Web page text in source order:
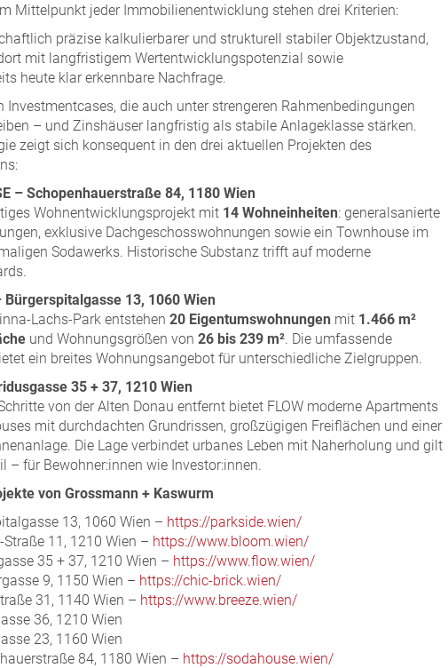
Mittelpunkt jeder Immobilienentwicklung stehen drei Kriterien:
präzise kalkulierbarer und strukturell stabiler Objektzustand,
mit langfristigem Wertentwicklungspotenzial sowie
heute klar erkennbare Nachfrage.
Investmentcases, die auch unter strengeren Rahmenbedingungen
– und Zinshäuser langfristig als stabile Anlageklasse stärken.
zeigt sich konsequent in den drei aktuellen Projekten des
– Schopenhauerstraße 84, 1180 Wien
Wohnentwicklungsprojekt mit 14 Wohneinheiten: generalsanierte
exklusive Dachgeschosswohnungen sowie ein Townhouse im
Sodawerks. Historische Substanz trifft auf moderne
Bürgerspitalgasse 13, 1060 Wien
Lachs-Park entstehen 20 Eigentumswohnungen mit 1.466 m²
und Wohnungsgrößen von 26 bis 239 m². Die umfassende
ein breites Wohnungsangebot für unterschiedliche Zielgruppen.
35 + 37, 1210 Wien
von der Alten Donau entfernt bietet FLOW moderne Apartments
mit durchdachten Grundrissen, großzügigen Freiflächen und einer
Die Lage verbindet urbanes Leben mit Naherholung und gilt
– für Bewohner:innen wie Investor:innen.
von Grossmann + Kaswurm
13, 1060 Wien – https://parkside.wien/
Straße 11, 1210 Wien – https://www.bloom.wien/
35 + 37, 1210 Wien – https://www.flow.wien/
9, 1150 Wien – https://chic-brick.wien/
31, 1140 Wien – https://www.breeze.wien/
36, 1210 Wien
23, 1160 Wien
84, 1180 Wien – https://sodahouse.wien/